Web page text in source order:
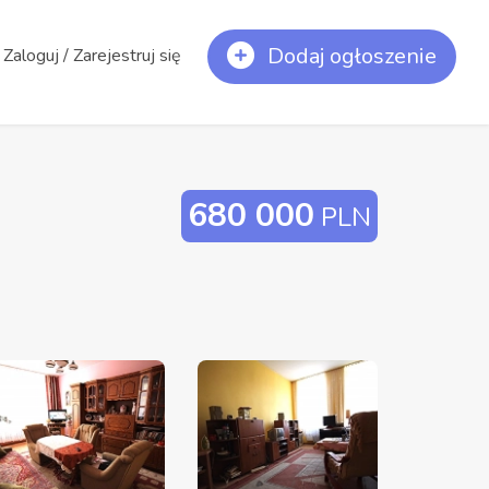
/ Zarejestruj się Dodaj ogłoszenie
680 000 PLN